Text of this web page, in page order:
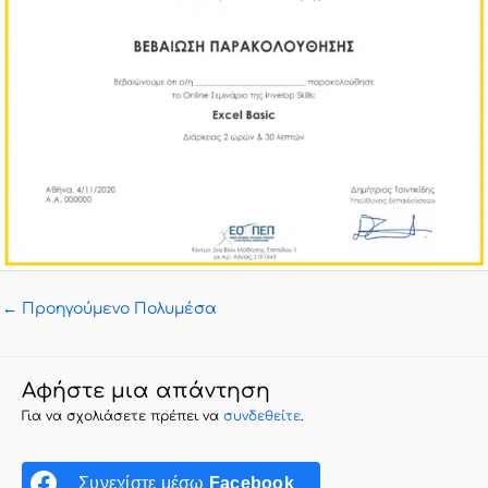
← Προηγούμενο Πολυμέσα
Αφήστε μια απάντηση
Για να σχολιάσετε πρέπει να συνδεθείτε.
Συνεχίστε μέσω Facebook